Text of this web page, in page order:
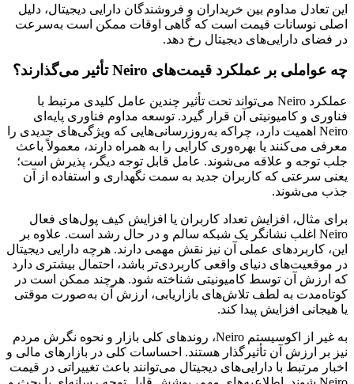
این تعادل مداوم بین خریداران و فروشندگان دارایی دیجیتال، دلیل
اصلی نوسانات قیمت است که گاهی اوقات ممکن است به‌سرعت
در فضای دارایی‌های دیجیتال رخ دهد.
چه عواملی بر عملکرد قیمت‌های Neiro تأثیر می‌گذارند؟
عملکرد Neiro می‌تواند تحت تأثیر چندین عامل کلیدی مرتبط با
فناوری و کامیونیتی آن قرار گیرد. توسعه مداوم فناوری پایه‌ای
Neiro اهمیت دارد، چراکه به‌روزرسانی‌هایی که ویژگی‌های جدیدی را
معرفی می‌کنند یا بهره‌وری کارایی را به همراه دارند، معمولاً باعث
جلب توجه و علاقه‌ می‌شوند. عامل قابل توجه دیگر، پذیرش است؛
یعنی سرعتی که کاربران جدید به سمت نگهداری و استفاده از آن
جذب می‌شوند.
برای مثال، افزایش تعداد کاربران یا افزایش کیف پول‌های فعال
Neiro اغلب نشانگر یک شبکه سالم و در حال رشد است. علاوه بر
این، کاربردهای عملی آن نیز نقش مهمی دارند. هرچه دارایی دیجیتال
در موقعیت‌های دنیای واقعی کاربردی‌تر باشد، احتمال بیشتری دارد
که ارزش آن توسط کامیونیتی شناخته شود. هرچند ممکن است در
کوتاه‌مدت به لطف تلاش‌های بازاریابی، ارزش آن به‌صورت موقتی
یا هیجانی افزایش پیدا کند.
به غیر از اکوسیستم Neiro، روندهای کلی بازار و نحوه نگرش مردم
نیز بر ارزش آن تأثیرگذار هستند. احساسات کلی در بازارهای مالی و
اخبار مرتبط با دارایی‌های دیجیتال می‌توانند باعث تغییراتی در قیمت